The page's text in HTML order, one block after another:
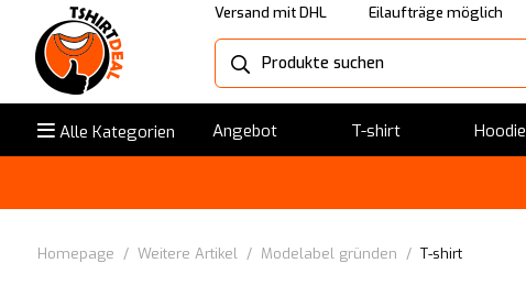
Versand mit DHL Eilaufträge möglich
Alle Kategorien Angebot T-shirt Hoodie
Homepage / Weitere Artikel / Modelabel gründen / T-shirt